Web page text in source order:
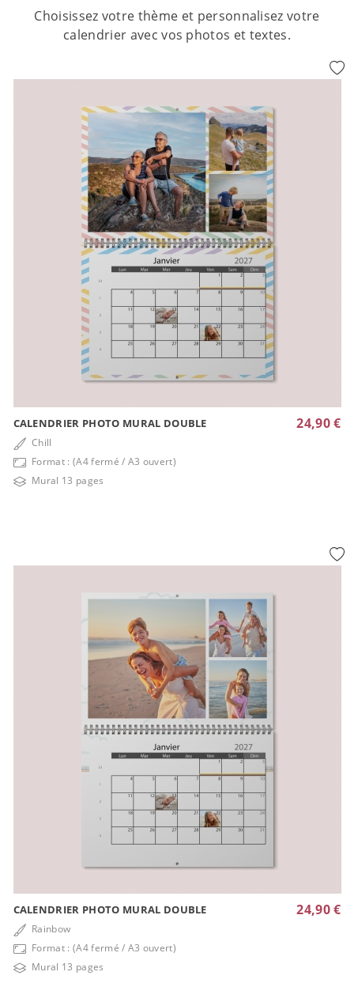
Choisissez votre thème et personnalisez votre
calendrier avec vos photos et textes.
CALENDRIER PHOTO MURAL DOUBLE
Chill
Format : (A4 fermé / A3 ouvert)
Mural 13 pages
24,90 €
CALENDRIER PHOTO MURAL DOUBLE
Rainbow
Format : (A4 fermé / A3 ouvert)
Mural 13 pages
24,90 €